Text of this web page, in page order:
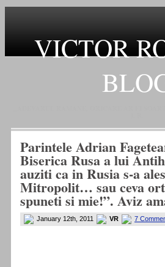
VICTOR
Parintele Adrian
Biserica Rusa a lui
auziti ca in Rusia s-a
Mitropolit… sau ceva
spuneti si mie!”. Aviz
January 12th, 2011 VR 7